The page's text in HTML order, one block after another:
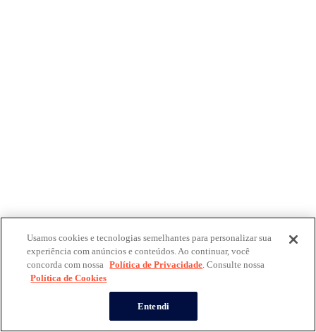
Usamos cookies e tecnologias semelhantes para personalizar sua
experiência com anúncios e conteúdos. Ao continuar, você
concorda com nossa Política de Privacidade. Consulte nossa
Política de Cookies
Entendi